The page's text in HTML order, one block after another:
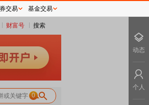
财富号 搜索
0
交易 基金交易
动态
个人